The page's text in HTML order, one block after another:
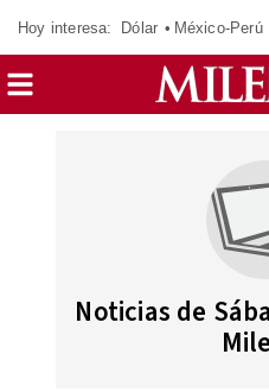
Hoy interesa: Dólar México-Perú
Noticias de